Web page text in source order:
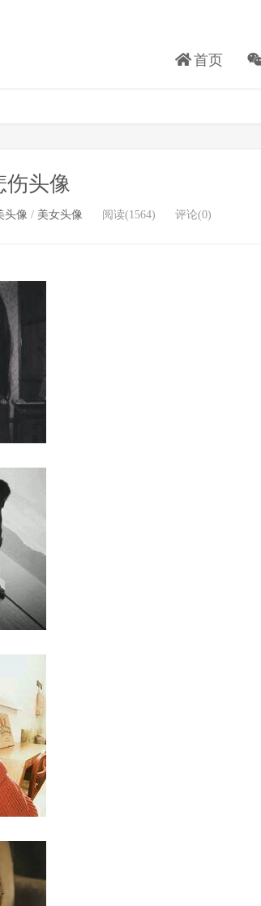
首页
伤头像
头像 / 美女头像 阅读(1564) 评论(0)